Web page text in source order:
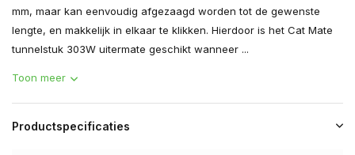
mm, maar kan eenvoudig afgezaagd worden tot de gewenste
lengte, en makkelijk in elkaar te klikken. Hierdoor is het Cat Mate
tunnelstuk 303W uitermate geschikt wanneer ...
Toon meer
Productspecificaties